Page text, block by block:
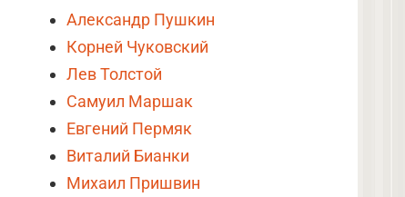
Александр Пушкин
Корней Чуковский
Лев Толстой
Самуил Маршак
Евгений Пермяк
Виталий Бианки
Михаил Пришвин